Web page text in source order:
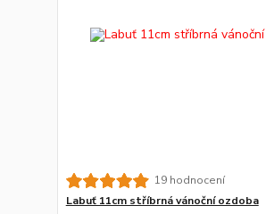
19 hodnocení
Labuť 11cm stříbrná vánoční ozdoba